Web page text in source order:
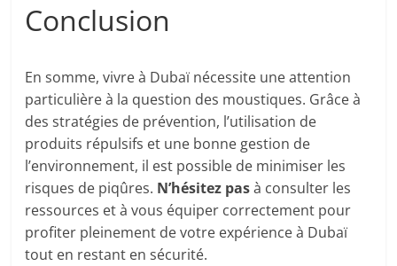
Conclusion
En somme, vivre à Dubaï nécessite une attention
particulière à la question des moustiques. Grâce à
des stratégies de prévention, l’utilisation de
produits répulsifs et une bonne gestion de
l’environnement, il est possible de minimiser les
risques de piqûres. N’hésitez pasà consulter les
ressources et à vous équiper correctement pour
profiter pleinement de votre expérience à Dubaï
tout en restant en sécurité.